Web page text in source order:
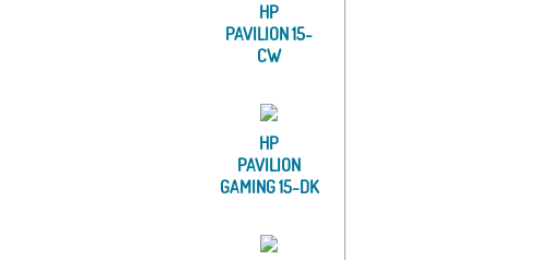
HP
PAVILION 15-
CW
HP
PAVILION
GAMING 15-DK